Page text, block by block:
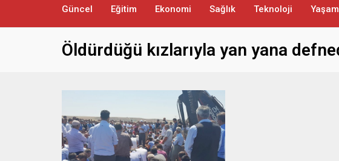
Güncel Eğitim Ekonomi Sağlık Teknoloji Yaşam
Öldürdüğü kızlarıyla yan yana